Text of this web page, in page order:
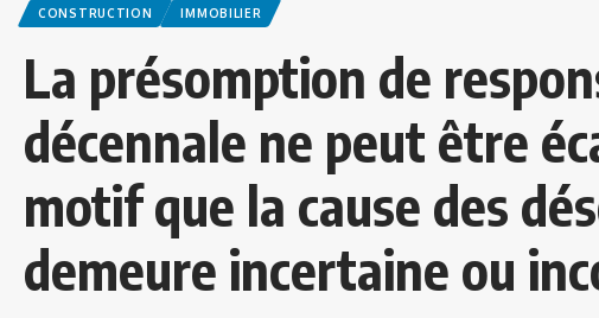
CONSTRUCTION IMMOBILIER
La présomption de
décennale ne peut être
motif que la cause des
demeure incertaine ou